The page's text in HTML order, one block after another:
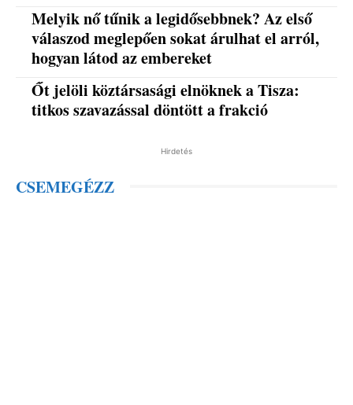
Melyik nő tűnik a legidősebbnek? Az első
válaszod meglepően sokat árulhat el arról,
hogyan látod az embereket
Őt jelöli köztársasági elnöknek a Tisza:
titkos szavazással döntött a frakció
Hirdetés
CSEMEGÉZZ